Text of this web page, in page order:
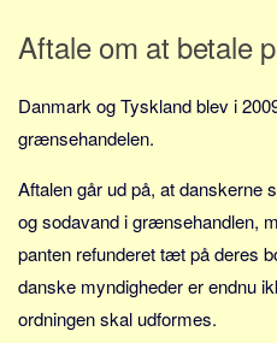
Aftale om at betale
Danmark og Tyskland blev i
grænsehandelen.
Aftalen går ud på, at danskerne
og sodavand i grænsehandlen,
panten refunderet tæt på deres
danske myndigheder er endnu
ordningen skal udformes.